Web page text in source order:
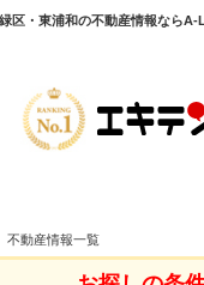
区・東浦和の不動産情報ならA-
不動産情報一覧